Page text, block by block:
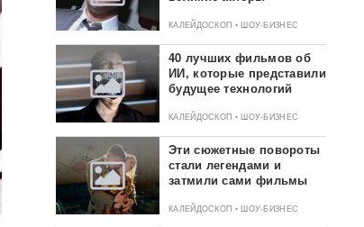
КАЛЕЙДОСКОП • ШОУ-БИЗНЕС
40 лучших фильмов об
ИИ, которые представили
будущее технологий
КАЛЕЙДОСКОП • ШОУ-БИЗНЕС
Эти сюжетные повороты
стали легендами и
затмили сами фильмы
КАЛЕЙДОСКОП • ШОУ-БИЗНЕС